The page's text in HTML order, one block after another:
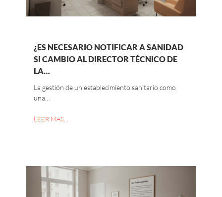
¿ES NECESARIO NOTIFICAR A SANIDAD
SI CAMBIO AL DIRECTOR TÉCNICO DE
LA…
La gestión de un establecimiento sanitario como
una…
LEER MAS…